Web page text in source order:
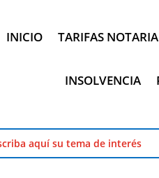
INICIO TARIFAS
INSOLVENCIA